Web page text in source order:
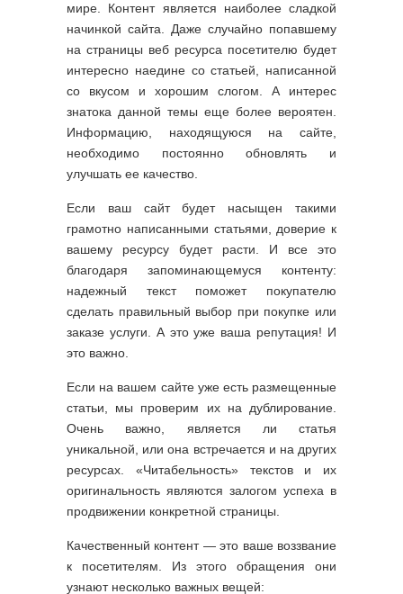
мире. Контент является наиболее сладкой
начинкой сайта. Даже случайно попавшему
на страницы веб ресурса посетителю будет
интересно наедине со статьей, написанной
со вкусом и хорошим слогом. А интерес
знатока данной темы еще более вероятен.
Информацию, находящуюся на сайте,
необходимо постоянно обновлять и
улучшать ее качество.
Если ваш сайт будет насыщен такими
грамотно написанными статьями, доверие к
вашему ресурсу будет расти. И все это
благодаря запоминающемуся контенту:
надежный текст поможет покупателю
сделать правильный выбор при покупке или
заказе услуги. А это уже ваша репутация! И
это важно.
Если на вашем сайте уже есть размещенные
статьи, мы проверим их на дублирование.
Очень важно, является ли статья
уникальной, или она встречается и на других
ресурсах. «Читабельность» текстов и их
оригинальность являются залогом успеха в
продвижении конкретной страницы.
Качественный контент — это ваше воззвание
к посетителям. Из этого обращения они
узнают несколько важных вещей: